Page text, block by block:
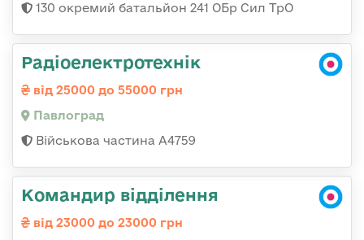
130 окремий батальйон 241 ОБр Сил ТрО
Радіоелектротехнік
від 25000 до 55000 грн
Павлоград
Військова частина А4759
Командир відділення
від 23000 до 23000 грн